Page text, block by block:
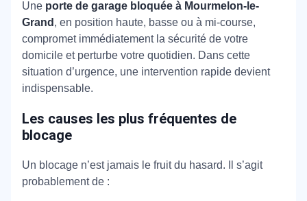
Une porte de garage bloquée à Mourmelon-le-
Grand , en position haute, basse ou à mi-course,
compromet immédiatement la sécurité de votre
domicile et perturbe votre quotidien. Dans cette
situation d’urgence, une intervention rapide devient
indispensable.
Les causes les plus fréquentes de
blocage
Un blocage n’est jamais le fruit du hasard. Il s’agit
probablement de :